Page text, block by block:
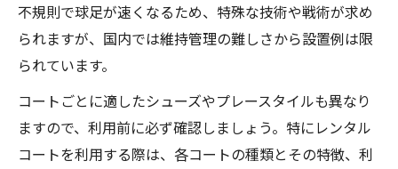
不規則で球足が速くなるため、特殊な技術や戦術が求め
られますが、国内では維持管理の難しさから設置例は限
られています。
コートごとに適したシューズやプレースタイルも異なり
ますので、利用前に必ず確認しましょう。特にレンタル
コートを利用する際は、各コートの種類とその特徴、利